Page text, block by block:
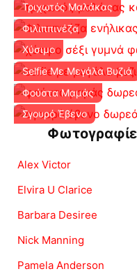
Τριχωτός Μαλάκας
Φιλιππινέζα
Χύσιμο
Selfie Με Μεγάλα Βυζιά
Φούστα Μαμάς
Σγουρό Έβενο
Alex Victor
Elvira U Clarice
Barbara Desiree
Nick Manning
Pamela Anderson